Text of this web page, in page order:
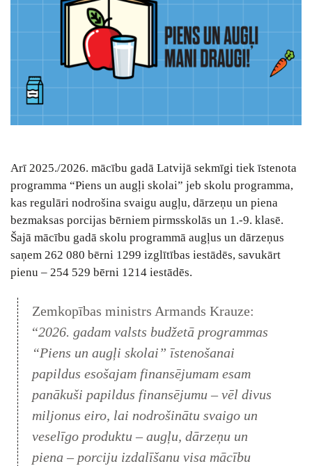
Arī 2025./2026. mācību gadā Latvijā sekmīgi tiek īstenota
programma “Piens un augļi skolai” jeb skolu programma,
kas regulāri nodrošina svaigu augļu, dārzeņu un piena
bezmaksas porcijas bērniem pirmsskolās un 1.-9. klasē.
Šajā mācību gadā skolu programmā augļus un dārzeņus
saņem 262 080 bērni 1299 izglītības iestādēs, savukārt
pienu – 254 529 bērni 1214 iestādēs.
Zemkopības ministrs Armands Krauze:
“2026. gadam valsts budžetā programmas
“Piens un augļi skolai” īstenošanai
papildus esošajam finansējumam esam
panākuši papildus finansējumu – vēl divus
miljonus eiro, lai nodrošinātu svaigo un
veselīgo produktu – augļu, dārzeņu un
piena – porciju izdalīšanu visa mācību